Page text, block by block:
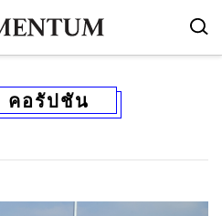
คอรัปชัน